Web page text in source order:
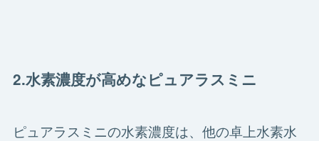
2.水素濃度が高めなピュアラスミニ
ピュアラスミニの水素濃度は、他の卓上水素水